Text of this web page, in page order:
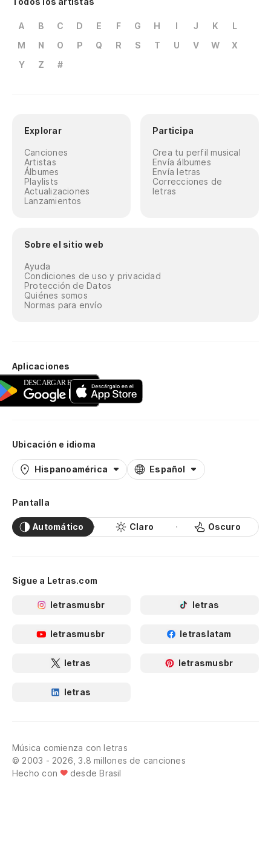
A B C D E F G H I J K
L
M
N O P Q R S T U V W
X
Y
Z #
Explorar
Canciones
Artistas
Álbumes
Playlists
Actualizaciones
Lanzamientos
Participa
Crea tu perfil musical
Envía álbumes
Envía letras
Correcciones de
letras
Sobre el sitio web
Ayuda
Condiciones de uso y privacidad
Protección de Datos
Quiénes somos
Normas para envío
Aplicaciones
Ubicación e idioma
Hispanoamérica Español
Pantalla
Automático Claro Oscuro
Sigue a Letras.com
letrasmusbr letras
letrasmusbr letraslatam
letras letrasmusbr
letras
Música comienza con letras
© 2003 - 2026, 3.8 millones de canciones
Hecho con
desde Brasil